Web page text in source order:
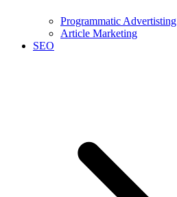
Programmatic Advertisting
Article Marketing
SEO